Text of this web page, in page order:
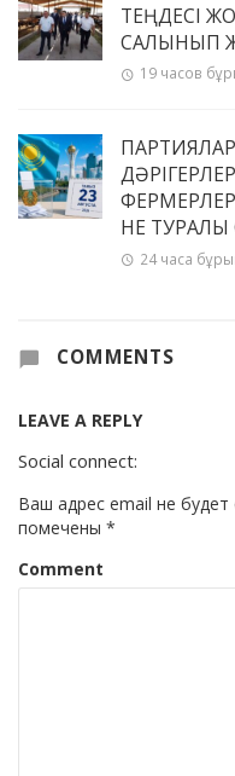
ТЕҢДЕСІ
САЛЫНЫП
19 часов
НЕ ТУРАЛЫ
24 часа
COMMENTS
LEAVE A REPLY
Social connect:
Ваш адрес email не будет
помечены *
Comment